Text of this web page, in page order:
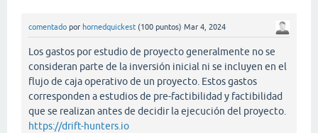
comentado por hornedquickest (100 puntos) Mar 4, 2024
Los gastos por estudio de proyecto generalmente no se
consideran parte de la inversión inicial ni se incluyen en el
flujo de caja operativo de un proyecto. Estos gastos
corresponden a estudios de pre-factibilidad y factibilidad
que se realizan antes de decidir la ejecución del proyecto.
https://drift-hunters.io